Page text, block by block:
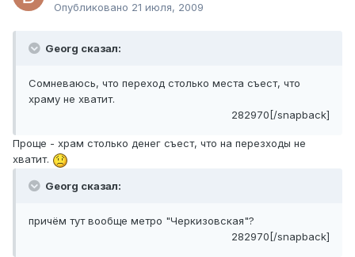
Опубликовано 21 июля, 2009
Georg сказал:
Сомневаюсь, что переход столько места съест, что
храму не хватит.
282970[/snapback]
Проще - храм столько денег съест, что на перезходы не
хватит.
Georg сказал:
причём тут вообще метро "Черкизовская"?
282970[/snapback]